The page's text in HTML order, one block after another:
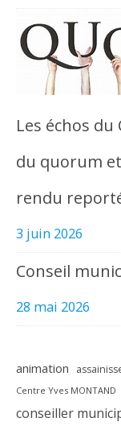
Les échos du
du quorum
rendu
3 juin 2026
Conseil
28 mai 2026
animation
Centre Yves MONTAND
conseiller